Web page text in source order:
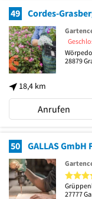
49 Cordes-
18,4 km
28879
Anrufen
50
27777